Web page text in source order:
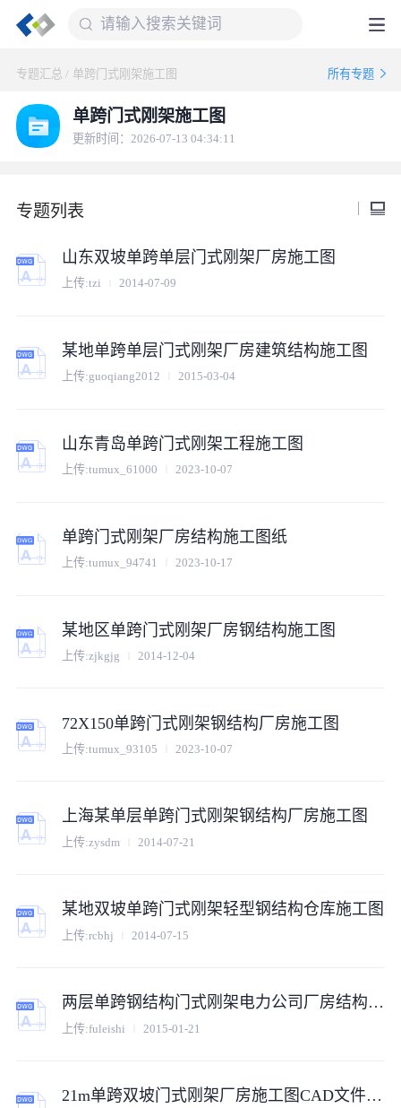
专题汇总 / 单跨门式刚架施工图 所有专题
单跨门式刚架施工图
更新时间：2026-07-13 04:34:11
专题列表
山东双坡单跨单层门式刚架厂房施工图
上传:tzi 2014-07-09
某地单跨单层门式刚架厂房建筑结构施工图
上传:guoqiang2012 2015-03-04
山东青岛单跨门式刚架工程施工图
上传:tumux_61000 2023-10-07
单跨门式刚架厂房结构施工图纸
上传:tumux_94741 2023-10-17
某地区单跨门式刚架厂房钢结构施工图
上传:zjkgjg 2014-12-04
72X150单跨门式刚架钢结构厂房施工图
上传:tumux_93105 2023-10-07
上海某单层单跨门式刚架钢结构厂房施工图
上传:zysdm 2014-07-21
某地双坡单跨门式刚架轻型钢结构仓库施工图
上传:rcbhj 2014-07-15
两层单跨钢结构门式刚架电力公司厂房结构施工图
上传:fuleishi 2015-01-21
21m单跨双坡门式刚架厂房施工图CAD文件（工业建筑含结构计算书）